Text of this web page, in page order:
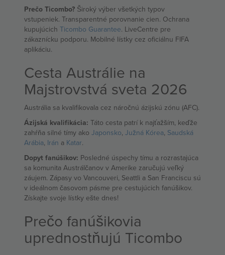
Prečo Ticombo? Široký výber všetkých typov
vstupeniek. Transparentné porovnanie cien. Ochrana
kupujúcich Ticombo Guarantee. LiveCentre pre
zákaznícku podporu. Mobilné lístky cez oficiálnu FIFA
aplikáciu.
Cesta Austrálie na
Majstrovstvá sveta 2026
Austrália sa kvalifikovala cez náročnú ázijskú zónu (AFC).
Ázijská kvalifikácia: Táto cesta patrí k najťažším, keďže
zahŕňa silné tímy ako Japonsko, Južná Kórea, Saudská
Arábia, Irán a Katar.
Dopyt fanúšikov: Posledné úspechy tímu a rozrastajúca
sa komunita Austrálčanov v Amerike zaručujú veľký
záujem. Zápasy vo Vancouveri, Seattli a San Franciscu sú
v ideálnom časovom pásme pre cestujúcich fanúšikov.
Získajte svoje lístky ešte dnes!
Prečo fanúšikovia
uprednostňujú Ticombo